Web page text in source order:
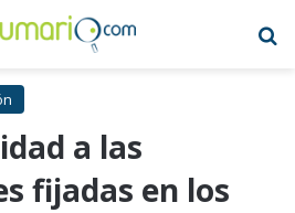
a las
fijadas en los